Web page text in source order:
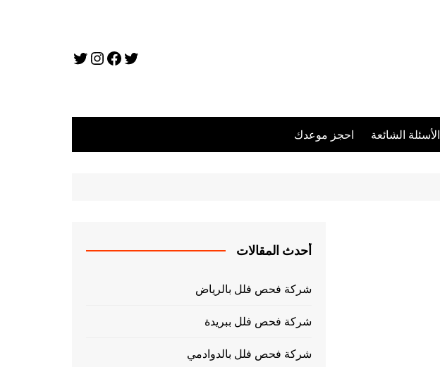
تويترفيسبوك
إنستجرام
تويتر
الأسئلة الشائعة احجز موعدك
أحدث المقالات
شركة فحص فلل بالرياض
شركة فحص فلل ببريدة
شركة فحص فلل بالدوادمي